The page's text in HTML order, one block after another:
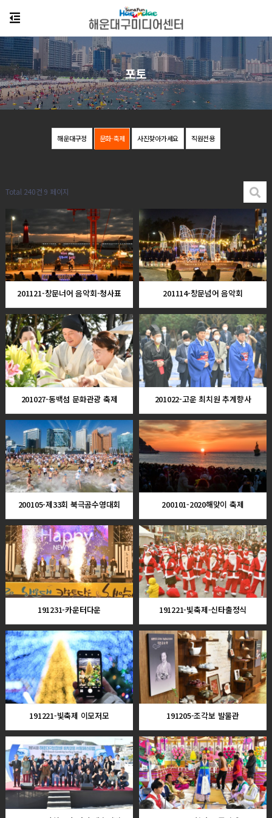
해운대구정 문화·축제 사진찾아가세요 직원전용
포토
Total 240건 9 페이지
201121-창문너어 음악회-청사표 201114-창문넘어 음악회
201027-동백섬 문화관광 축제 201022-고운 최치원 추계향사
200105-제33회 북극곰수영대회 200101-2020해맞이 축제
191231-카운터다운 191221-빛축제-신타출정식
191221-빛축제 이모저모 191205-조각보 발물관